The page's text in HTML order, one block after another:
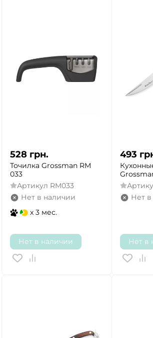
528 грн.
Точилка Grossman RM
033
Артикул RM033
Нет в наличии
x 3 мес.
Нет в наличии
493
Нет
Нет в